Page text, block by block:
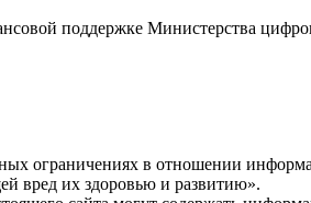
поддержке Министерства
ограничениях в отношении
вред их здоровью и развитию».